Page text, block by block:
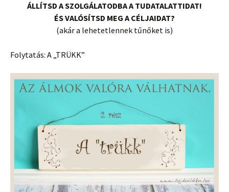
ÁLLÍTSD A SZOLGÁLATODBA A TUDATALATTIDAT!
ÉS VALÓSÍTSD MEG A CÉLJAIDAT?
(akár a lehetetlennek tűnőket is)
Folytatás: A „TRÜKK”